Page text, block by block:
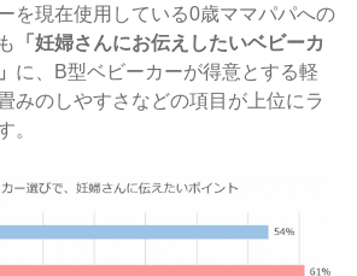
を現在使用している0歳ママパパへの
「妊婦さんにお伝えしたいベビーカ
に、B型ベビーカーが得意とする軽
みのしやすさなどの項目が上位にラ
。